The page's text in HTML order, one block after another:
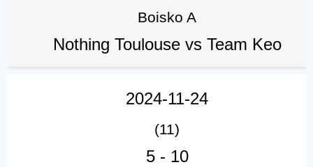
Boisko A
Nothing Toulouse vs Team Keo
2024-11-24
(11)
5- 10